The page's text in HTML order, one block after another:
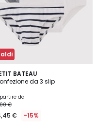
BATEAU
da 3 slip
da
€
€ -15%